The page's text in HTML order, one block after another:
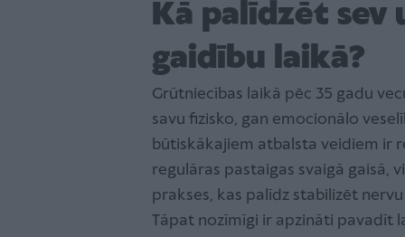
Kā palīdzēt sev
gaidību laikā?
Grūtniecības laikā pēc 35 gadu
savu fizisko, gan emocionālo
būtiskākajiem atbalsta veidiem ir
regulāras pastaigas svaigā gaisā,
prakses, kas palīdz stabilizēt
Tāpat nozīmīgi ir apzināti pavadīt